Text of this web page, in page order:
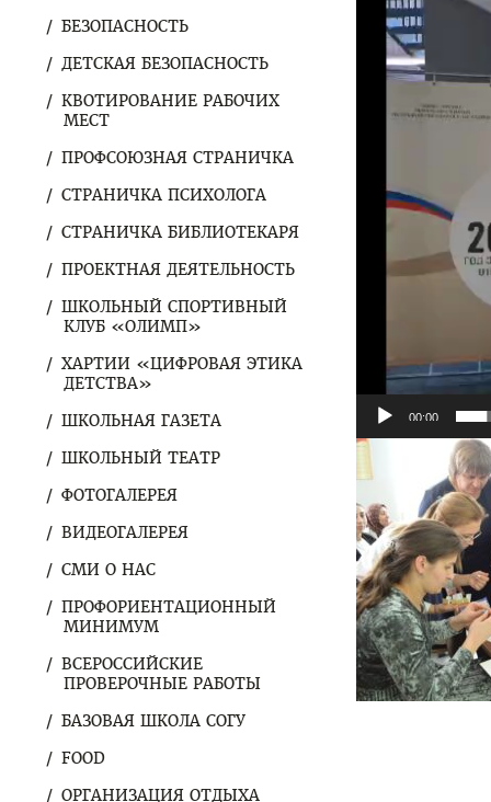
БЕЗОПАСНОСТЬ
ДЕТСКАЯ БЕЗОПАСНОСТЬ
КВОТИРОВАНИЕ РАБОЧИХ
МЕСТ
ПРОФСОЮЗНАЯ СТРАНИЧКА
СТРАНИЧКА ПСИХОЛОГА
СТРАНИЧКА БИБЛИОТЕКАРЯ
ПРОЕКТНАЯ ДЕЯТЕЛЬНОСТЬ
ШКОЛЬНЫЙ СПОРТИВНЫЙ
КЛУБ «ОЛИМП»
ХАРТИИ «ЦИФРОВАЯ ЭТИКА
ДЕТСТВА»
ШКОЛЬНАЯ ГАЗЕТА
ШКОЛЬНЫЙ ТЕАТР
ФОТОГАЛЕРЕЯ
ВИДЕОГАЛЕРЕЯ
СМИ О НАС
ПРОФОРИЕНТАЦИОННЫЙ
МИНИМУМ
ВСЕРОССИЙСКИЕ
ПРОВЕРОЧНЫЕ РАБОТЫ
БАЗОВАЯ ШКОЛА СОГУ
FOOD
ОРГАНИЗАЦИЯ ОТДЫХА
00:00